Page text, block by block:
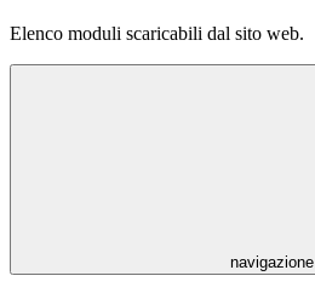
Elenco moduli scaricabili dal sito web.
navigazione